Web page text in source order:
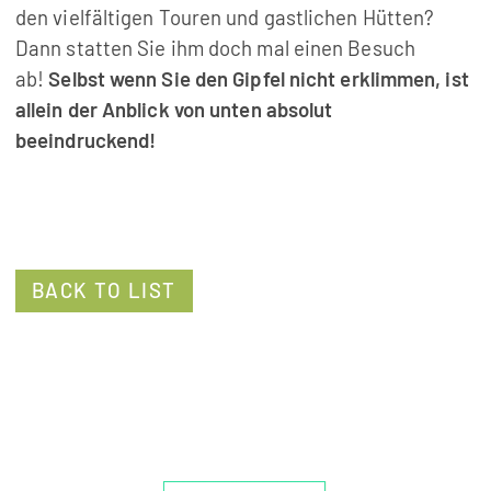
den vielfältigen Touren und gastlichen Hütten?
Dann statten Sie ihm doch mal einen Besuch
ab!Selbst wenn Sie den Gipfel nicht erklimmen, ist
allein der Anblick von unten absolut
beeindruckend!
BACK TO LIST